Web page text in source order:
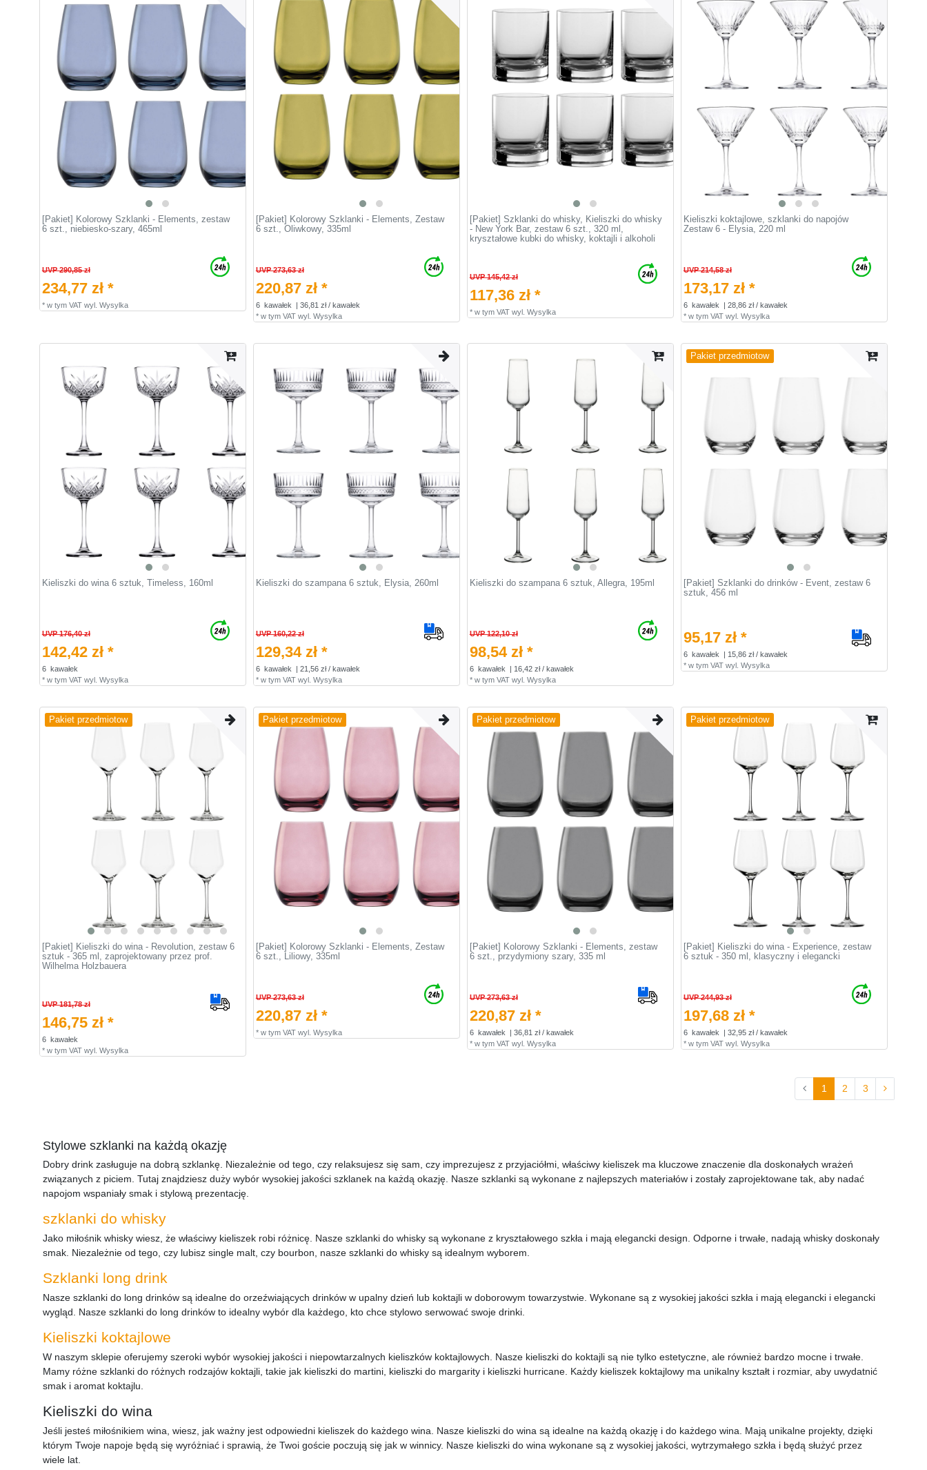
[Pakiet] Kolorowy Szklanki - Elements, zestaw
6 szt., niebiesko-szary, 465ml
UVP 290,85 zł
234,77 zł *
* w tym VATwyl. Wysylka
[Pakiet] Kolorowy Szklanki - Elements, Zestaw
6 szt., Oliwkowy, 335ml
UVP 273,63 zł
220,87 zł *
6 kawałek
| 36,81 zł / kawałek
* w tym VATwyl. Wysylka
[Pakiet] Szklanki do whisky, Kieliszki do whisky
- New York Bar, zestaw 6 szt., 320 ml,
kryształowe kubki do whisky, koktajli i alkoholi
UVP 145,42 zł
117,36 zł *
* w tym VATwyl. Wysylka
Kieliszki koktajlowe, szklanki do napojów
Zestaw 6 - Elysia, 220 ml
UVP 214,58 zł
173,17 zł *
6 kawałek
| 28,86 zł / kawałek
* w tym VATwyl. Wysylka
Kieliszki do wina 6 sztuk, Timeless, 160ml
UVP 176,40 zł
142,42 zł *
6 kawałek
* w tym VATwyl. Wysylka
Kieliszki do szampana 6 sztuk, Elysia, 260ml
UVP 160,22 zł
129,34 zł *
6 kawałek
| 21,56 zł / kawałek
* w tym VATwyl. Wysylka
Kieliszki do szampana 6 sztuk, Allegra, 195ml
UVP 122,10 zł
98,54 zł *
6 kawałek
| 16,42 zł / kawałek
* w tym VATwyl. Wysylka
Pakiet przedmiotow
[Pakiet] Szklanki do drinków - Event, zestaw 6
sztuk, 456 ml
95,17 zł *
6 kawałek
| 15,86 zł / kawałek
* w tym VATwyl. Wysylka
Pakiet przedmiotow
[Pakiet] Kieliszki do wina - Revolution, zestaw 6
sztuk - 365 ml, zaprojektowany przez prof.
Wilhelma Holzbauera
UVP 181,78 zł
146,75 zł *
6 kawałek
* w tym VATwyl. Wysylka
Pakiet przedmiotow
[Pakiet] Kolorowy Szklanki - Elements, Zestaw
6 szt., Liliowy, 335ml
UVP 273,63 zł
220,87 zł *
* w tym VATwyl. Wysylka
Pakiet przedmiotow
[Pakiet] Kolorowy Szklanki - Elements, zestaw
6 szt., przydymiony szary, 335 ml
UVP 273,63 zł
220,87 zł *
6 kawałek
| 36,81 zł / kawałek
* w tym VATwyl. Wysylka
Pakiet przedmiotow
[Pakiet] Kieliszki do wina - Experience, zestaw
6 sztuk - 350 ml, klasyczny i elegancki
UVP 244,93 zł
197,68 zł *
6 kawałek
| 32,95 zł / kawałek
* w tym VATwyl. Wysylka
1 2 3
Stylowe szklanki na każdą okazję
Dobry drink zasługuje na dobrą szklankę. Niezależnie od tego, czy relaksujesz się sam, czy imprezujesz z przyjaciółmi, właściwy kieliszek ma kluczowe znaczenie dla doskonałych wrażeń
związanych z piciem. Tutaj znajdziesz duży wybór wysokiej jakości szklanek na każdą okazję. Nasze szklanki są wykonane z najlepszych materiałów i zostały zaprojektowane tak, aby nadać
napojom wspaniały smak i stylową prezentację.
szklanki do whisky
Jako miłośnik whisky wiesz, że właściwy kieliszek robi różnicę. Nasze szklanki do whisky są wykonane z kryształowego szkła i mają elegancki design. Odporne i trwałe, nadają whisky doskonały
smak. Niezależnie od tego, czy lubisz single malt, czy bourbon, nasze szklanki do whisky są idealnym wyborem.
Szklanki long drink
Nasze szklanki do long drinków są idealne do orzeźwiających drinków w upalny dzień lub koktajli w doborowym towarzystwie. Wykonane są z wysokiej jakości szkła i mają elegancki i elegancki
wygląd. Nasze szklanki do long drinków to idealny wybór dla każdego, kto chce stylowo serwować swoje drinki.
Kieliszki koktajlowe
W naszym sklepie oferujemy szeroki wybór wysokiej jakości i niepowtarzalnych kieliszków koktajlowych. Nasze kieliszki do koktajli są nie tylko estetyczne, ale również bardzo mocne i trwałe.
Mamy różne szklanki do różnych rodzajów koktajli, takie jak kieliszki do martini, kieliszki do margarity i kieliszki hurricane. Każdy kieliszek koktajlowy ma unikalny kształt i rozmiar, aby uwydatnić
smak i aromat koktajlu.
Kieliszki do wina
Jeśli jesteś miłośnikiem wina, wiesz, jak ważny jest odpowiedni kieliszek do każdego wina. Nasze kieliszki do wina są idealne na każdą okazję i do każdego wina. Mają unikalne projekty, dzięki
którym Twoje napoje będą się wyróżniać i sprawią, że Twoi goście poczują się jak w winnicy. Nasze kieliszki do wina wykonane są z wysokiej jakości, wytrzymałego szkła i będą służyć przez
wiele lat.